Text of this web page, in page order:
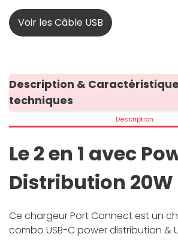
Voir les Câble USB
Description &
techniques
Description
Le 2 en 1 avec
Distribution 20W
Ce chargeur Port Connect est un
combo USB-C power distribution &